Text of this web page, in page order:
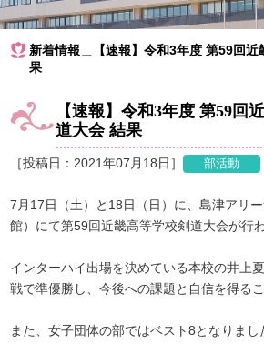
新着情報＿【速報】令和3年度 第59回近
果
【速報】令和3年度 第59回
道大会 結果
［投稿日：2021年07月18日］
7月17日（土）と18日（日）に、島津アリ
館）にて第59回近畿高等学校剣道大会が行
インターハイ出場を決めている本校の井上
戦で準優勝し、今後への課題と自信を得る
また、女子団体の部ではベスト8となりまし